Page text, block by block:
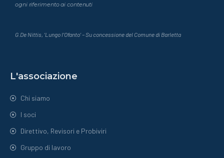
ogni riferimento ai contenuti
G.De Nittis, ‘Lungo l’Ofanto’ – Su concessione del Comune di Barletta
L'associazione
Chi siamo
I soci
Direttivo, Revisori e Probiviri
Gruppo di lavoro